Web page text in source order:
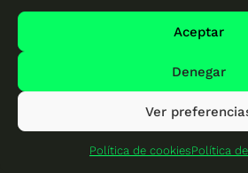
Aceptar
Denegar
Ver
Política de cookiesPolítica
Autoconsumo colectivo
Comunidades energéticas
Acumulación para empresas
Alquiler de cubiertas
Bonificaciones IBI instalar